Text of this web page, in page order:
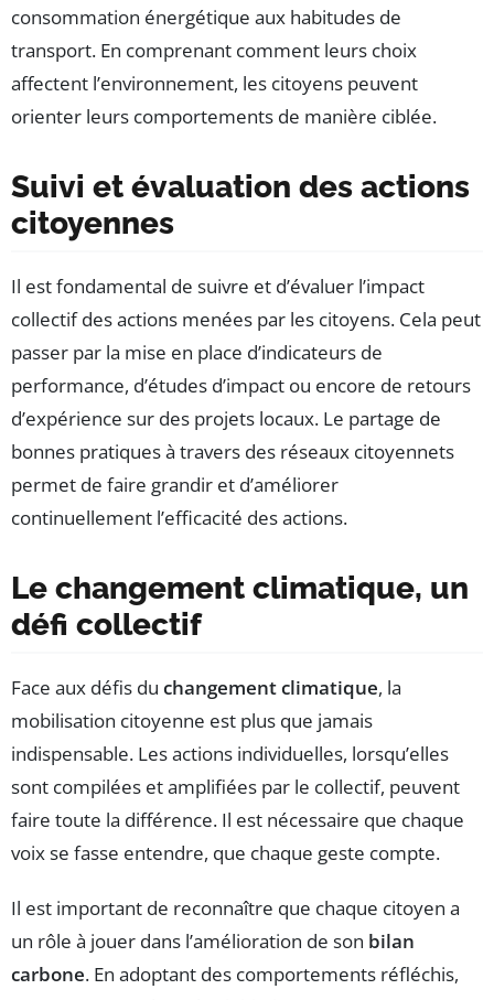
consommation énergétique aux habitudes de
transport. En comprenant comment leurs choix
affectent l’environnement, les citoyens peuvent
orienter leurs comportements de manière ciblée.
Suivi et évaluation des actions
citoyennes
Il est fondamental de suivre et d’évaluer l’impact
collectif des actions menées par les citoyens. Cela peut
passer par la mise en place d’indicateurs de
performance, d’études d’impact ou encore de retours
d’expérience sur des projets locaux. Le partage de
bonnes pratiques à travers des réseaux citoyennets
permet de faire grandir et d’améliorer
continuellement l’efficacité des actions.
Le changement climatique, un
défi collectif
Face aux défis du changement climatique, la
mobilisation citoyenne est plus que jamais
indispensable. Les actions individuelles, lorsqu’elles
sont compilées et amplifiées par le collectif, peuvent
faire toute la différence. Il est nécessaire que chaque
voix se fasse entendre, que chaque geste compte.
Il est important de reconnaître que chaque citoyen a
un rôle à jouer dans l’amélioration de son bilan
carbone. En adoptant des comportements réfléchis,